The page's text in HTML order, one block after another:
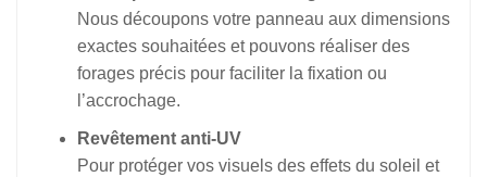
Nous découpons votre panneau aux dimensions
exactes souhaitées et pouvons réaliser des
forages précis pour faciliter la fixation ou
l’accrochage.
Revêtement anti-UV
Pour protéger vos visuels des effets du soleil et